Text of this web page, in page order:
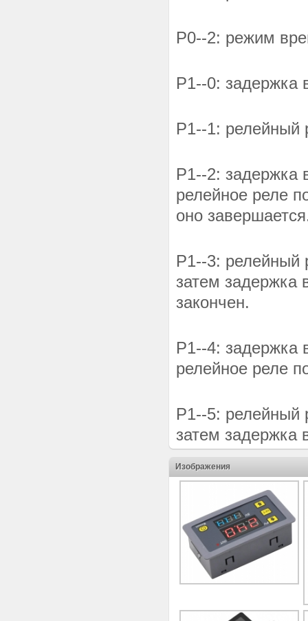
P0--2: режим
P1--0: задержка
P1--1: релейный
P1--2: задержка
релейное реле
оно
P1--3: релейный
затем задержка
закончен.
P1--4: задержка
релейное реле
P1--5: релейный
затем задержка
Изображения